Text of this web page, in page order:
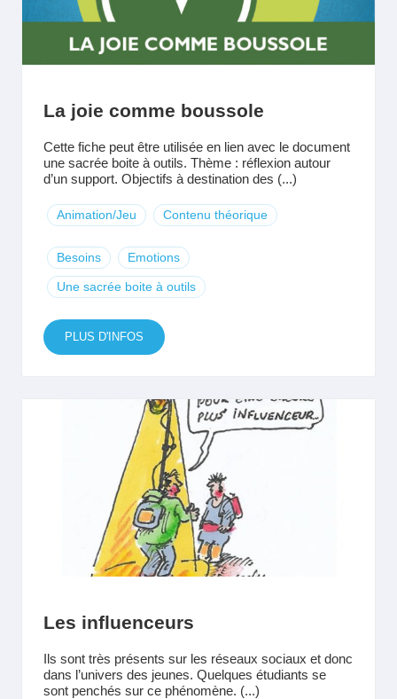
La joie comme boussole
Cette fiche peut être utilisée en lien avec le document
une sacrée boite à outils. Thème : réflexion autour
d’un support. Objectifs à destination des (...)
Animation/Jeu Contenu théorique
Besoins Emotions
Une sacrée boite à outils
PLUS D'INFOS
Les influenceurs
Ils sont très présents sur les réseaux sociaux et donc
dans l’univers des jeunes. Quelques étudiants se
sont penchés sur ce phénomène. (...)